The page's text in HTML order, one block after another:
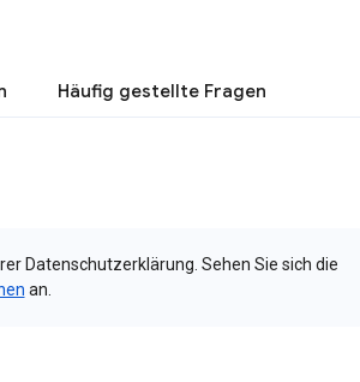
Häufig gestellte Fragen
Datenschutzerklärung. Sehen Sie sich die
an.